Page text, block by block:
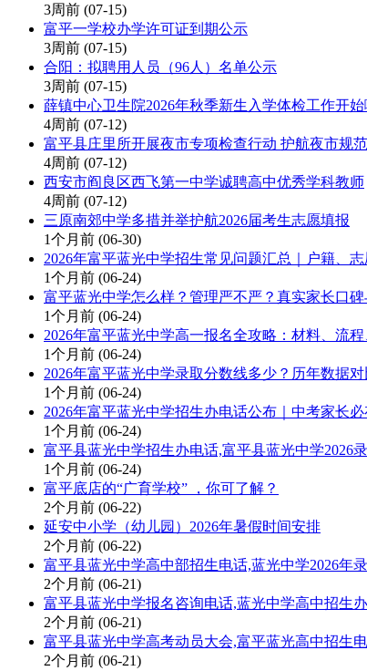
3周前 (07-15)
富平一学校办学许可证到期公示
3周前 (07-15)
合阳：拟聘用人员（96人）名单公示
3周前 (07-15)
薛镇中心卫生院2026年秋季新生入学体检工作开始
4周前 (07-12)
富平县庄里所开展夜市专项检查行动 护航夜市规
4周前 (07-12)
西安市阎良区西飞第一中学诚聘高中优秀学科教师
4周前 (07-12)
三原南郊中学多措并举护航2026届考生志愿填报
1个月前 (06-30)
2026年富平蓝光中学招生常见问题汇总｜户籍、
1个月前 (06-24)
富平蓝光中学怎么样？管理严不严？真实家长口
1个月前 (06-24)
2026年富平蓝光中学高一报名全攻略：材料、流
1个月前 (06-24)
2026年富平蓝光中学录取分数线多少？历年数据
1个月前 (06-24)
2026年富平蓝光中学招生办电话公布｜中考家长
1个月前 (06-24)
富平县蓝光中学招生办电话,富平县蓝光中学2026
1个月前 (06-24)
富平底店的“广育学校” ，你可了解？
2个月前 (06-22)
延安中小学（幼儿园）2026年暑假时间安排
2个月前 (06-22)
富平县蓝光中学高中部招生电话,蓝光中学2026年
2个月前 (06-21)
富平县蓝光中学报名咨询电话,蓝光中学高中招生
2个月前 (06-21)
富平县蓝光中学高考动员大会,富平蓝光高中招生
2个月前 (06-21)